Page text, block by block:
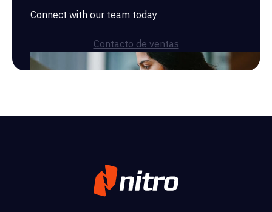
Connect with our team today
Contacto de ventas